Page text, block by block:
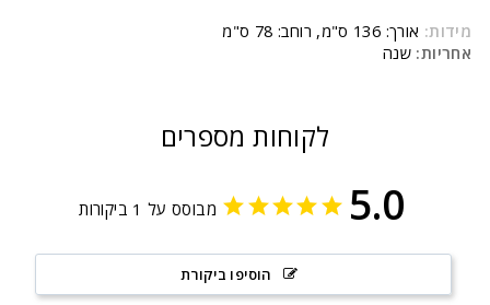
מידות: אורך: 136 ס"מ, רוחב: 78 ס"מ
אחריות: שנה
לקוחות מספרים
5.0 מבוסס על 1 ביקורות
הוסיפו ביקורת